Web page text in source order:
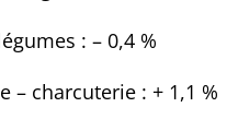
: – 0,4 %
– charcuterie : + 1,1 %